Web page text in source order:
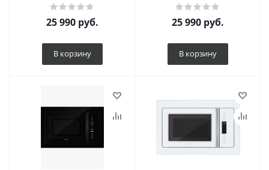
25 990 руб.
В корзину
25 990 руб.
В корзину